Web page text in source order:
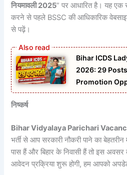
नियमावली 2025” पर आधारित है। यह
करने से पहले BSSC की आधिकारिक
से पढ़ें।
Bihar ICDS
2026: 29
Promotion
निष्कर्ष
Bihar Vidyalaya Parichari
भर्ती से आप सरकारी नौकरी पाने का
पास हैं और बिहार के निवासी हैं तो इस
आवेदन प्रक्रिया शुरू होगी, हम आपको